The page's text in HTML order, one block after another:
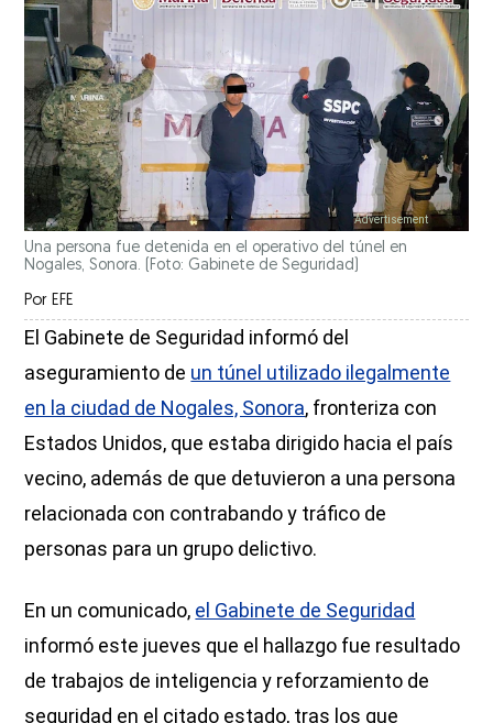
Una persona fue detenida en el operativo del túnel en
Nogales, Sonora. (Foto: Gabinete de Seguridad)
Por EFE
El Gabinete de Seguridad informó del
aseguramiento de un túnel utilizado ilegalmente
en la ciudad de Nogales, Sonora, fronteriza con
Estados Unidos, que estaba dirigido hacia el país
vecino, además de que detuvieron a una persona
relacionada con contrabando y tráfico de
personas para un grupo delictivo.
En un comunicado, el Gabinete de Seguridad
informó este jueves que el hallazgo fue resultado
de trabajos de inteligencia y reforzamiento de
seguridad en el citado estado, tras los que